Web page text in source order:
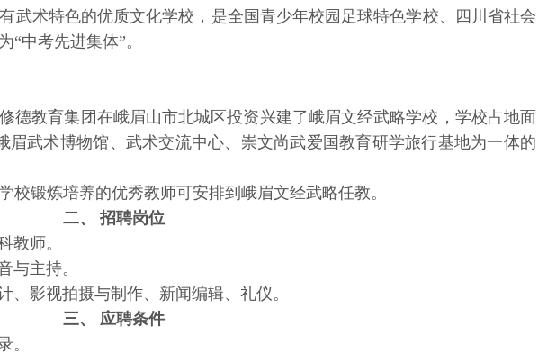
武术特色的优质文化学校，是全国青少年校园足球特色学校、四川省社会
中考先进集体”。
教育集团在峨眉山市北城区投资兴建了峨眉文经武略学校，学校占地面
眉武术博物馆、武术交流中心、崇文尚武爱国教育研学旅行基地为一体的
锻炼培养的优秀教师可安排到峨眉文经武略任教。
二、 招聘岗位
师。
主持。
影视拍摄与制作、新闻编辑、礼仪。
三、 应聘条件
。